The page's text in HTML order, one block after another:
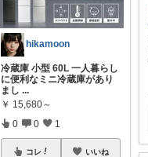
hikamoon
冷蔵庫 小型 60L 一人暮らし
に便利なミニ冷蔵庫があり
まし ...
￥ 15,680～
0 0 1
コレ いいね